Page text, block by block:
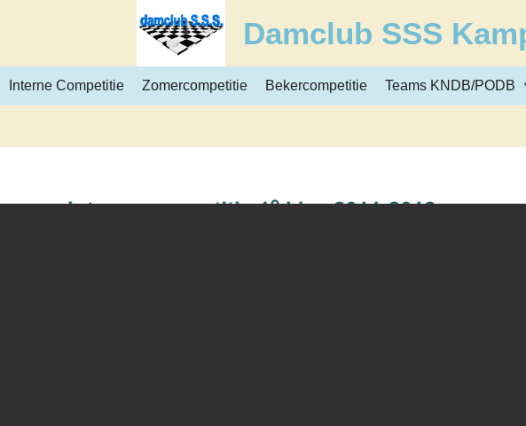
Damclub SSS
Interne Competitie Zomercompetitie Bekercompetitie Teams KNDB/PODB